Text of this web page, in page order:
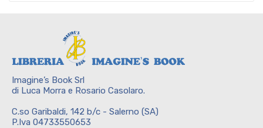
Imagine’s Book Srl
di Luca Morra e Rosario Casolaro.
C.so Garibaldi, 142 b/c - Salerno (SA)
P.Iva 04733550653